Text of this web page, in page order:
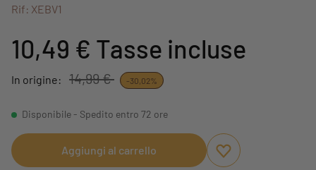
Rif: XEBV1
10,49 € Tasse incluse
In origine: 14,99 € -30,02%
Disponibile - Spedito entro 72 ore
Aggiungi al carrello
Aggiungi ai
Rimuovi dai